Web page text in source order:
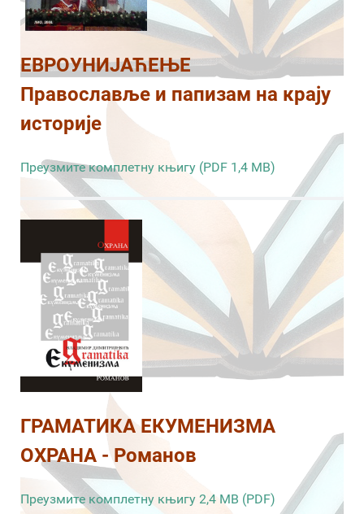
ЕВРОУНИЈАЋЕЊЕ
Православље и папизам на крају
историје
Преузмите комплетну књигу (PDF 1,4 MB)
ГРАМАТИКА ЕКУМЕНИЗМА
ОХРАНА - Романов
Преузмите комплетну књигу 2,4 MB (PDF)